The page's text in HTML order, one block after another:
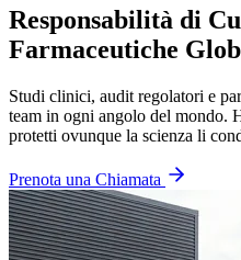
Responsabilità di
Farmaceutiche
Studi clinici, audit regolatori e
team in ogni angolo del mondo.
protetti ovunque la scienza li
Prenota una Chiamata